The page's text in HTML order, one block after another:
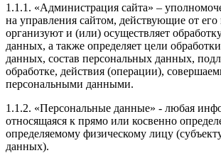
1.1.1. «Администрация сайта» –
на управления сайтом, действующие от
организуют и (или) осуществляет
данных, а также определяет цели
данных, состав персональных данных,
обработке, действия (операции),
персональными данными.
1.1.2. «Персональные данные» - любая
относящаяся к прямо или косвенно
определяемому физическому лицу
данных).